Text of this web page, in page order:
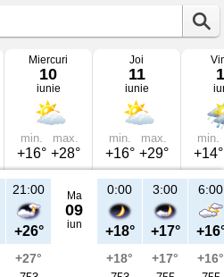
Miercuri
10
iunie
min.
+16°
max.
+28°
Joi
11
iunie
min.
+16°
max.
+29°
min.
+14°
21:00
+26°
+27°
Ma
09
iun
0:00
+18°
+18°
3:00
+17°
+17°
6:00
+16°